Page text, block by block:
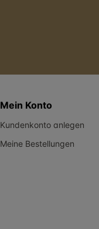
Mein Konto
Kundenkonto anlegen
Meine Bestellungen